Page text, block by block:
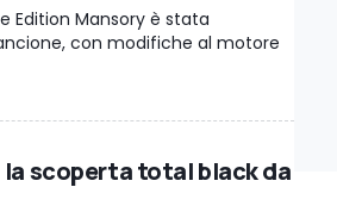
Edition Mansory è stata
con modifiche al motore
la scoperta total black da